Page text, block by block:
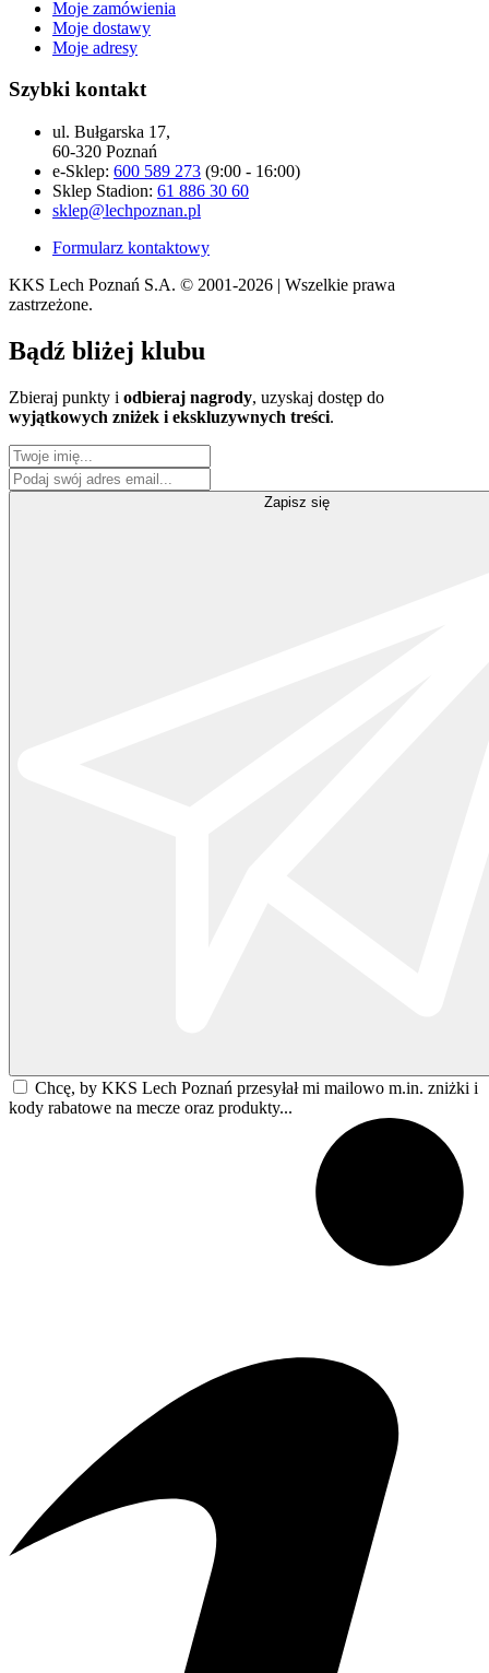
Moje zamówienia
Moje dostawy
Moje adresy
Szybki kontakt
ul. Bułgarska 17,
60-320 Poznań
e-Sklep: 600 589 273 (9:00 - 16:00)
Sklep Stadion: 61 886 30 60
sklep@lechpoznan.pl
Formularz kontaktowy
KKS Lech Poznań S.A. © 2001-2026 | Wszelkie prawa
zastrzeżone.
Bądź bliżej klubu
Zbieraj punkty i odbieraj nagrody, uzyskaj dostęp do
wyjątkowych zniżek i ekskluzywnych treści.
Zapisz się
Chcę, by KKS Lech Poznań przesyłał mi mailowo m.in. zniżki i
kody rabatowe na mecze oraz produkty...